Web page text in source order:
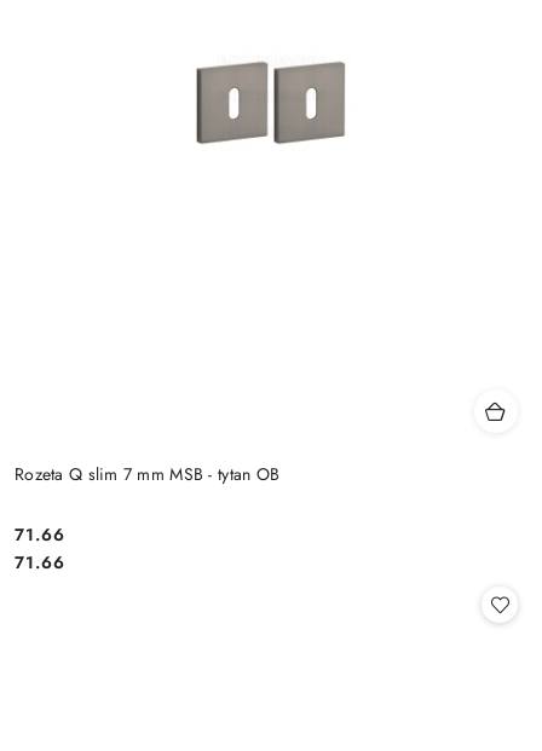
Rozeta Q slim 7 mm MSB - tytan OB
Cena:
71.66
Cena:
71.66